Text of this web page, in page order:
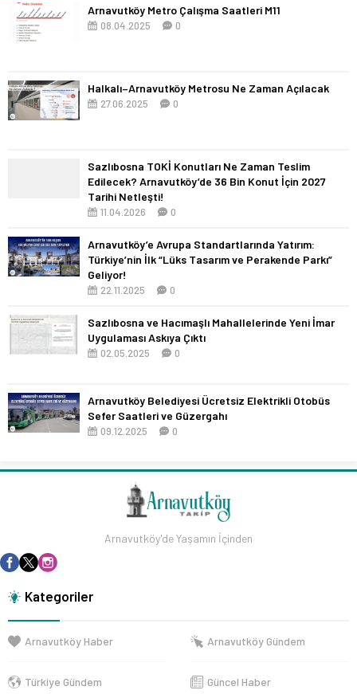
Arnavutköy Metro Çalışma Saatleri M11
08.04.2025 0
Halkalı–Arnavutköy Metrosu Ne Zaman Açılacak
27.06.2025 0
Sazlıbosna TOKİ Konutları Ne Zaman Teslim
Edilecek? Arnavutköy’de 36 Bin Konut İçin 2027
Tarihi Netleşti!
11.04.2026 0
Arnavutköy’e Avrupa Standartlarında Yatırım:
Türkiye’nin İlk “Lüks Tasarım ve Perakende Parkı”
Geliyor!
22.11.2025 0
Sazlıbosna ve Hacımaşlı Mahallelerinde Yeni İmar
Uygulaması Askıya Çıktı
02.05.2025 0
Arnavutköy Belediyesi Ücretsiz Elektrikli Otobüs
Sefer Saatleri ve Güzergahı
09.12.2025 0
Arnavutköy'de Yaşamın İçinden
Kategoriler
Arnavutköy Haber Arnavutköy Gündem
Türkiye Gündem Güncel Haber